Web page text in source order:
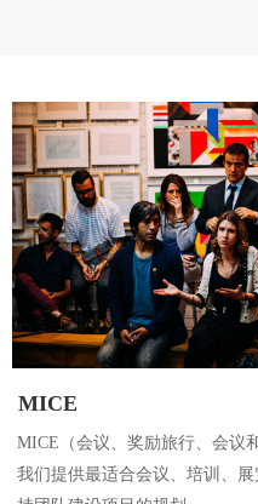
MICE
MICE（会议、奖励旅行、会议
我们提供最适合会议、培训、